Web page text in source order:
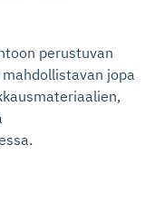
perustuvan
jopa